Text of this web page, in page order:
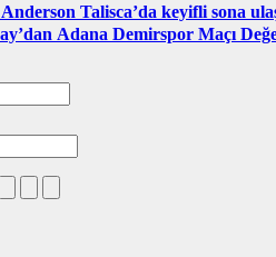
Talisca’da keyifli sona
Adana Demirspor Maçı